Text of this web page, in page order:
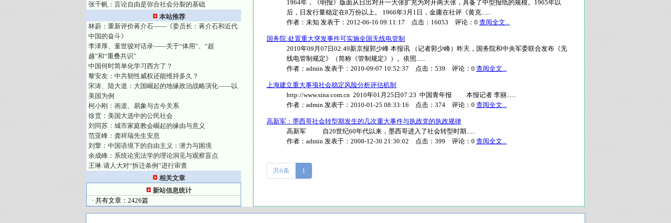
张千帆：言论自由是弥合社会分裂的基础
本站推荐
林蔚：重新评价蒋介石——《委员长：蒋介石和近代
中国的奋斗》
李泽厚、童世骏对话录——关于“体用”、“超
越”和“重叠共识”
中国何时简单化学习西方了？
黎安友：中共韧性威权还能维持多久？
宋涛、陆大道：大国崛起的地缘政治战略演化——以
美国为例
柯小刚：画道、易象与古今关系
徐贲：美国大选中的公民社会
刘同苏：城市家庭教会崛起的缘由与意义
范亚峰：龚祥瑞先生安息
刘擎：中国语境下的自由主义：潜力与困境
余成峰：系统论宪法学的理论洞见与观察盲点
王琳:请人大对“拆迁条例”进行审查
相关文章
新站信息统计
· 共有文章：2426篇
1964年，《明报》版面从日出对开一大张扩充为对开两大张，具备了中型报纸的规模。1965年以
后，日发行量稳定在8万份以上。 1966年3月1日，金庸在社评《黄克......
作者： 未知 发表于： 2012-06-16 09:11:17 点击： 16053 评论： 0 查阅全文...
国务院:处置重大突发事件可实施全国无线电管制
2010年09月07日02:49新京报郭少峰 本报讯 （记者郭少峰）昨天，国务院和中央军委联合发布《无
线电管制规定》（简称《管制规定》）。依照......
作者： admin 发表于： 2010-09-07 10:52:37 点击： 539 评论： 0 查阅全文...
上海建立重大事项社会稳定风险分析评估机制
http://www.sina.com.cn 2010年01月25日07:23 中国青年报 本报记者 李丽......
作者： admin 发表于： 2010-01-25 08:33:16 点击： 374 评论： 0 查阅全文...
高新军：墨西哥社会转型期发生的几次重大事件与执政党的执政规律
高新军 自20世纪60年代以来，墨西哥进入了社会转型时期......
作者： admin 发表于： 2008-12-30 21:30:02 点击： 399 评论： 0 查阅全文...
共6条 1